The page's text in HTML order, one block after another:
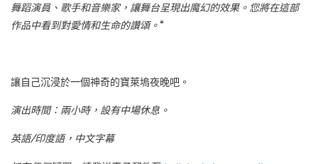
舞蹈演員、歌手和音樂家，讓舞台呈現出魔幻的效果。您將在這部
作品中看到對愛情和生命的讚頌。 “
讓自己沉浸於一個神奇的寶萊塢夜晚吧。
演出時間：兩小時，設有中場休息。
英語/印度語，中文字幕